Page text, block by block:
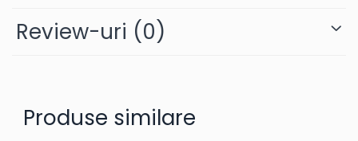
copii
Jucarii pentru plaja si nisip
Masinute si vehicule pentru
Review-uri (0)
Produse similare